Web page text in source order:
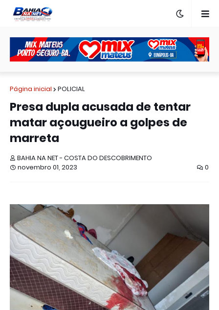
Página inicial POLICIAL
Presa dupla acusada de tentar
matar açougueiro a golpes de
marreta
BAHIA NA NET - COSTA DO DESCOBRIMENTO
novembro 01, 2023
0